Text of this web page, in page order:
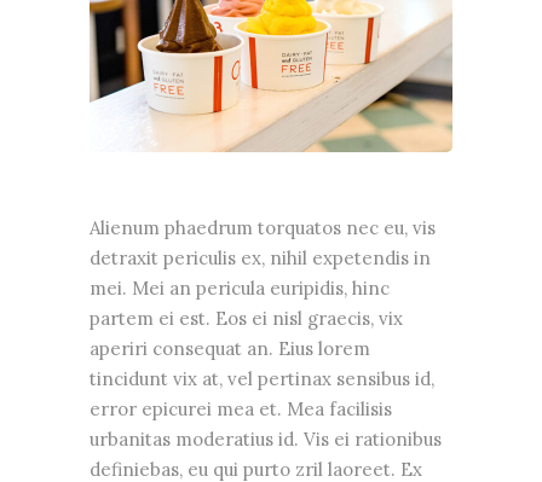
Alienum phaedrum torquatos nec eu, vis
detraxit periculis ex, nihil expetendis in
mei. Mei an pericula euripidis, hinc
partem ei est. Eos ei nisl graecis, vix
aperiri consequat an. Eius lorem
tincidunt vix at, vel pertinax sensibus id,
error epicurei mea et. Mea facilisis
urbanitas moderatius id. Vis ei rationibus
definiebas, eu qui purto zril laoreet. Ex